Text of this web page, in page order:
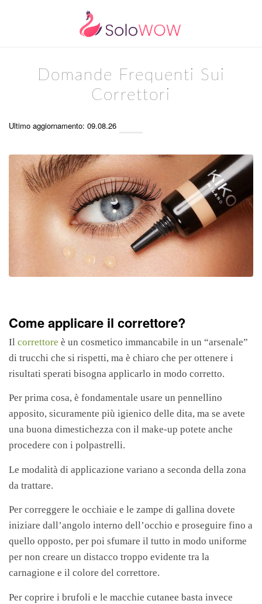
Domande Frequenti Sui
Correttori
Ultimo aggiornamento: 09.08.26
Come applicare il correttore?
Il correttore è un cosmetico immancabile in un “arsenale”
di trucchi che si rispetti, ma è chiaro che per ottenere i
risultati sperati bisogna applicarlo in modo corretto.
Per prima cosa, è fondamentale usare un pennellino
apposito, sicuramente più igienico delle dita, ma se avete
una buona dimestichezza con il make-up potete anche
procedere con i polpastrelli.
Le modalità di applicazione variano a seconda della zona
da trattare.
Per correggere le occhiaie e le zampe di gallina dovete
iniziare dall’angolo interno dell’occhio e proseguire fino a
quello opposto, per poi sfumare il tutto in modo uniforme
per non creare un distacco troppo evidente tra la
carnagione e il colore del correttore.
Per coprire i brufoli e le macchie cutanee basta invece